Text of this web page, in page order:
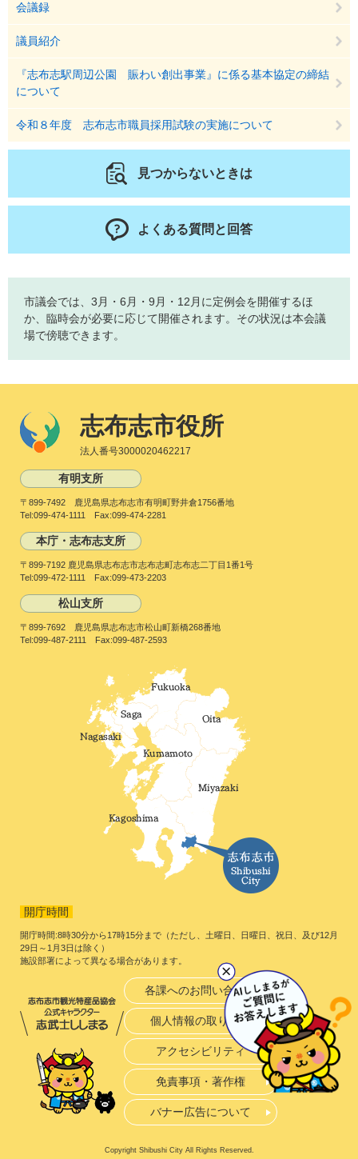
会議録
議員紹介
『志布志駅周辺公園 賑わい創出事業』に係る基本協定の締結
について
令和８年度 志布志市職員採用試験の実施について
見つからないときは
よくある質問と回答
市議会では、3月・6月・9月・12月に定例会を開催するほ
か、臨時会が必要に応じて開催されます。その状況は本会議
場で傍聴できます。
志布志市役所
法人番号3000020462217
有明支所
〒899-7492 鹿児島県志布志市有明町野井倉1756番地
Tel:099-474-1111 Fax:099-474-2281
本庁・志布志支所
〒899-7192 鹿児島県志布志市志布志町志布志二丁目1番1号
Tel:099-472-1111 Fax:099-473-2203
松山支所
〒899-7692 鹿児島県志布志市松山町新橋268番地
Tel:099-487-2111 Fax:099-487-2593
開庁時間
開庁時間:8時30分から17時15分まで（ただし、土曜日、日曜日、祝日、及び12月
29日～1月3日は除く）
施設部署によって異なる場合があります。
各課へのお問い合わせ
個人情報の取り扱い
アクセシビリティ
免責事項・著作権
バナー広告について
Copyright Shibushi City All Rights Reserved.